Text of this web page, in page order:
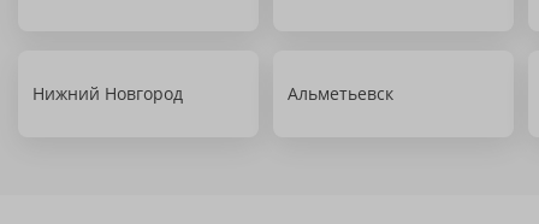
Нижний Новгород Альметьевск